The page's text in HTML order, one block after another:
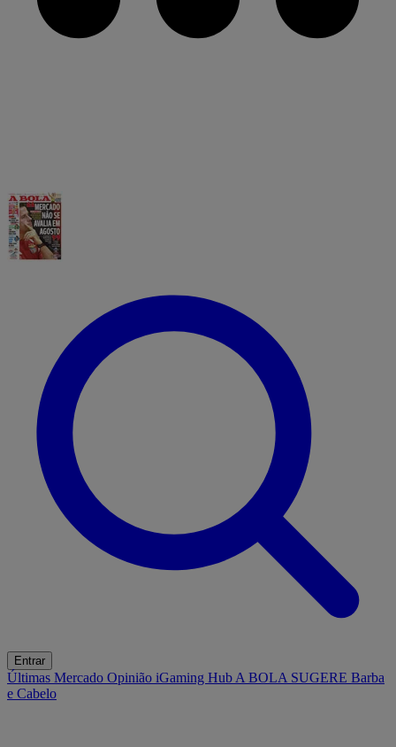
Entrar
Últimas Mercado Opinião iGaming Hub A BOLA SUGERE Barba
e Cabelo